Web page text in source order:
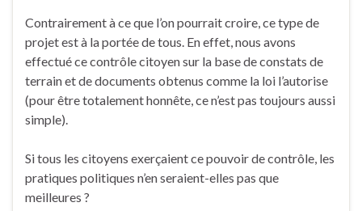
Contrairement à ce que l’on pourrait croire, ce type de
projet est à la portée de tous. En effet, nous avons
effectué ce contrôle citoyen sur la base de constats de
terrain et de documents obtenus comme la loi l’autorise
(pour être totalement honnête, ce n’est pas toujours aussi
simple).
Si tous les citoyens exerçaient ce pouvoir de contrôle, les
pratiques politiques n’en seraient-elles pas que
meilleures ?